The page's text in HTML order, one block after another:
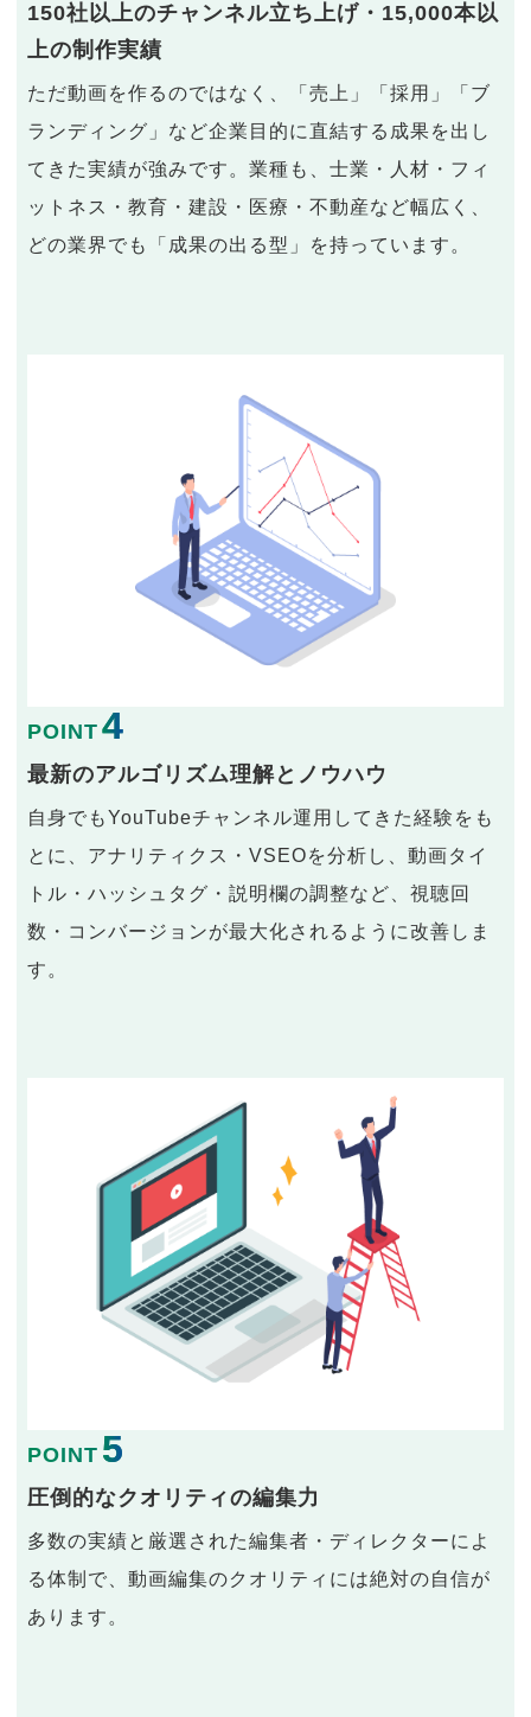
150社以上のチャンネル立ち上げ・15,000本以
上の制作実績
ただ動画を作るのではなく、「売上」「採用」「ブ
ランディング」など企業目的に直結する成果を出し
てきた実績が強みです。業種も、士業・人材・フィ
ットネス・教育・建設・医療・不動産など幅広く、
どの業界でも「成果の出る型」を持っています。
POINT 4
最新のアルゴリズム理解とノウハウ
自身でもYouTubeチャンネル運用してきた経験をも
とに、アナリティクス・VSEOを分析し、動画タイ
トル・ハッシュタグ・説明欄の調整など、視聴回
数・コンバージョンが最大化されるように改善しま
す。
POINT 5
圧倒的なクオリティの編集力
多数の実績と厳選された編集者・ディレクターによ
る体制で、動画編集のクオリティには絶対の自信が
あります。